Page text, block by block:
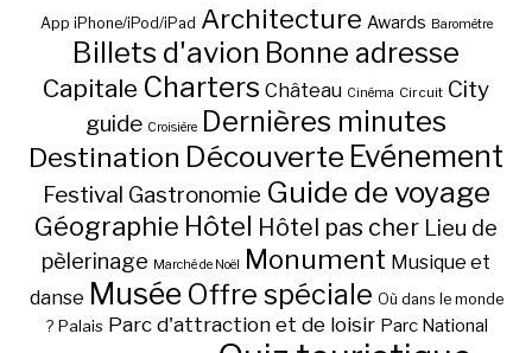
App iPhone/iPod/iPad Architecture Awards Baromètre
Billets d'avion Bonne adresse
Capitale Charters Château Cinéma Circuit City
guide Croisière Dernières minutes
Destination Découverte Evénement
Festival Gastronomie Guide de voyage
Géographie Hôtel Hôtel pas cher Lieu de
pèlerinage Marché de Noël Monument Musique et
danse Musée Offre spéciale Où dans le monde
? Palais Parc d'attraction et de loisir Parc National